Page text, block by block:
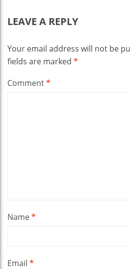
LEAVE A REPLY
Your email address will not be
fields are marked *
Comment*
Name*
Email *